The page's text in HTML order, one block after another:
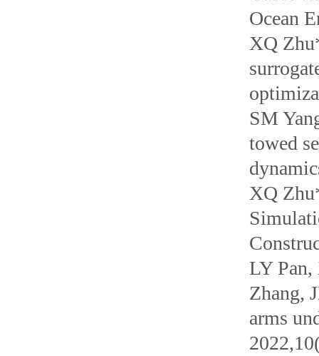
Ocean
XQ
SM
towed
XQ
LY
Zhang,
arms